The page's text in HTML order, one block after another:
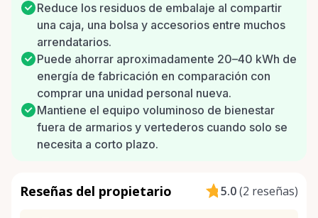
Reduce los residuos de embalaje al compartir
una caja, una bolsa y accesorios entre muchos
arrendatarios.
Puede ahorrar aproximadamente 20–40 kWh de
energía de fabricación en comparación con
comprar una unidad personal nueva.
Mantiene el equipo voluminoso de bienestar
fuera de armarios y vertederos cuando solo se
necesita a corto plazo.
Reseñas del propietario 5.0(2 reseñas)